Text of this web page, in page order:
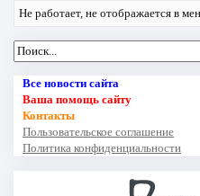
Не работает, не отображается в
Все новости сайта
Ваша помощь сайту
Контакты
Пользовательское соглашение
Политика конфиденциальности